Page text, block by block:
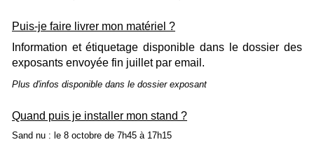
Puis-je faire livrer mon matériel ?
Information et étiquetage disponible dans le dossier des
exposants envoyée fin juillet par email.
Plus d'infos disponible dans le dossier exposant
Quand puis je installer mon stand ?
Sand nu : le 8 octobre de 7h45 à 17h15